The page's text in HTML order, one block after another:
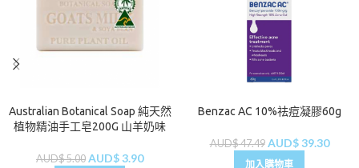
Australian Botanical Soap 純天然
植物精油手工皂200G 山羊奶味
AUD$5.00 AUD$3.90
Benzac AC 10%祛痘凝膠60g
AUD$47.49 AUD$39.30
加入購物車